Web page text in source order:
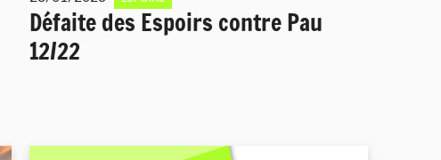
Défaite des Espoirs contre Pau
12/22